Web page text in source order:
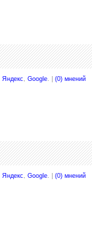
Яндекс , Google. | (0) мнений
Яндекс , Google. | (0) мнений